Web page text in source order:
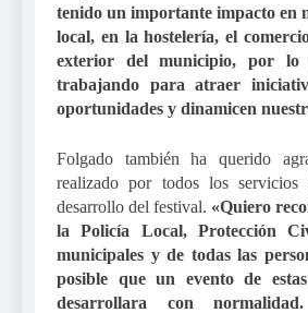
tenido un importante impacto en
local, en la hostelería, el
exterior del municipio, por lo
trabajando para atraer
oportunidades y dinamicen
Folgado también ha querido
realizado por todos los servicios
desarrollo del festival. «Quiero
la Policía Local, Protección
municipales y de todas las
posible que un evento de
desarrollara con